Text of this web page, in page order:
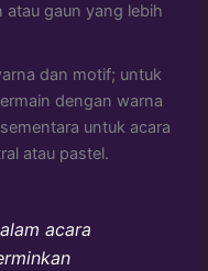
atau gaun yang lebih
dan motif; untuk
dengan warna
untuk acara
atau pastel.
acara